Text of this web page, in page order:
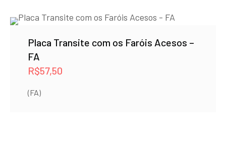
Placa Transite com os Faróis Acesos –
FA
R$57,50
(FA)